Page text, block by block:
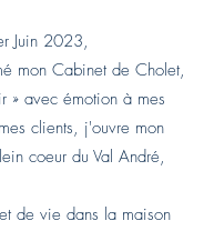
Juin 2023,
mon Cabinet de Cholet,
» avec émotion à mes
clients, j'ouvre mon
coeur du Val André,
de vie dans la maison